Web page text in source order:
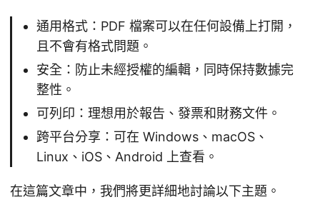
通用格式：PDF 檔案可以在任何設備上打開，
且不會有格式問題。
安全：防止未經授權的編輯，同時保持數據完
整性。
可列印：理想用於報告、發票和財務文件。
跨平台分享：可在 Windows、macOS、
Linux、iOS、Android 上查看。
在這篇文章中，我們將更詳細地討論以下主題。